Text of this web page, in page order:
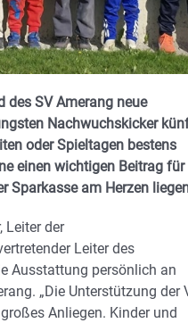
des SV Amerang neue
Nachwuchskicker
oder Spieltagen bestens
einen wichtigen Beitrag für
Sparkasse am Herzen
Leiter der
Leiter des
Ausstattung persönlich an
„Die Unterstützung der
Anliegen. Kinder und